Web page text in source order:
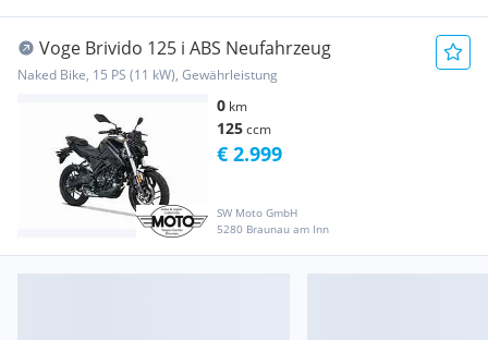
Voge Brivido 125 i ABS Neufahrzeug
Naked Bike, 15 PS (11 kW), Gewährleistung
0 km
125ccm
SW Moto GmbH
5280 Braunau am Inn
€ 2.999